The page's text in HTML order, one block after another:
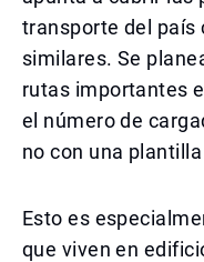
transporte del país
similares. Se
rutas importantes
el número de
no con una
Esto es
que viven en